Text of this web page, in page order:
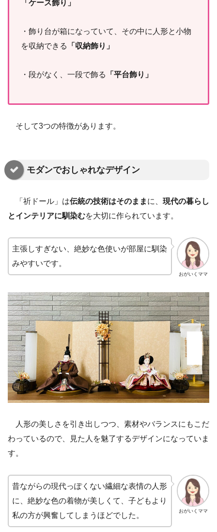
「ケース飾り」
・飾り台が箱になっていて、その中に人形と小物
を収納できる
「収納飾り」
・段がなく、一段で飾る 「平台飾り」
そして3つの特徴があります。
モダンでおしゃれなデザイン
「祈ドール」は伝統の技術はそのまま に、 現代の暮らし
とインテリアに馴染むを大切に作られています。
おがいくママ
主張しすぎない、絶妙な色使いが部屋に馴染
みやすいです。
人形の美しさを引き出しつつ、素材やバランスにもこだ
わっているので、見た人を魅了するデザインになっていま
す。
おがいくママ
昔ながらの現代っぽくない繊細な表情の人形
に、絶妙な色の着物が美しくて、子どもより
私の方が興奮してしまうほどでした。